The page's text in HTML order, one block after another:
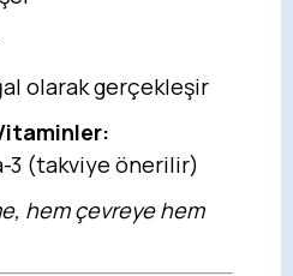
olarak gerçekleşir
3 (takviye önerilir)
hem çevreye hem